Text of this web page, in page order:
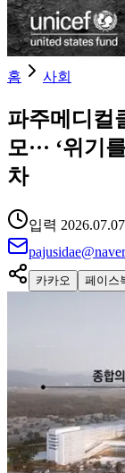
홈 사회
파주메디컬
모··· ‘위기
차
입력
카카오 페이스